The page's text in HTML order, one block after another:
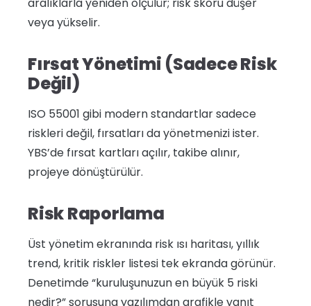
aralıklarla yeniden ölçülür; risk skoru düşer
veya yükselir.
Fırsat Yönetimi (Sadece Risk
Değil)
ISO 55001 gibi modern standartlar sadece
riskleri değil, fırsatları da yönetmenizi ister.
YBS’de fırsat kartları açılır, takibe alınır,
projeye dönüştürülür.
Risk Raporlama
Üst yönetim ekranında risk ısı haritası, yıllık
trend, kritik riskler listesi tek ekranda görünür.
Denetimde “kuruluşunuzun en büyük 5 riski
nedir?” sorusuna yazılımdan grafikle yanıt